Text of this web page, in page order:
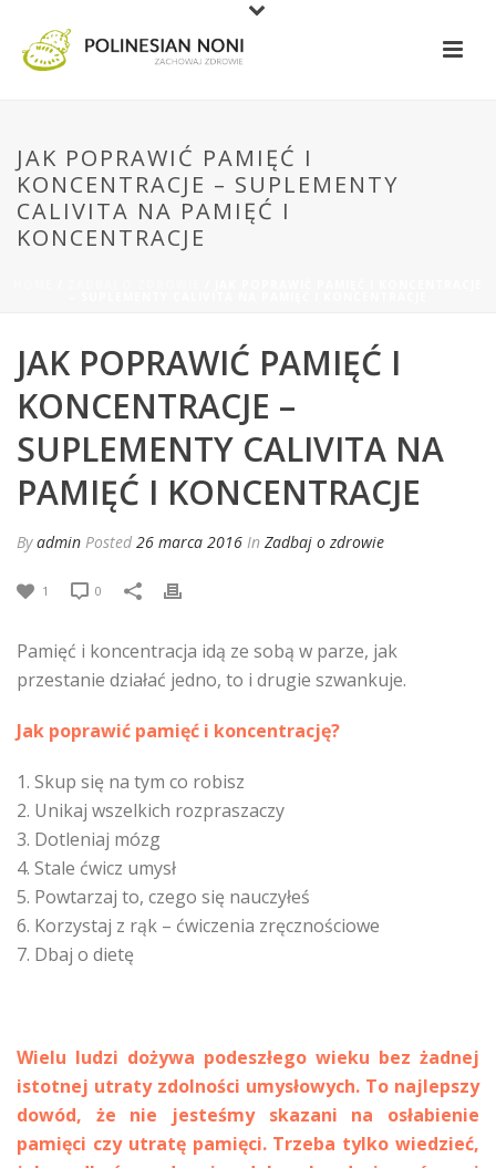
JAK POPRAWIĆ PAMIĘĆ I
KONCENTRACJE – SUPLEMENTY
CALIVITA NA PAMIĘĆ I
KONCENTRACJE
JAK POPRAWIĆ PAMIĘĆ I
KONCENTRACJE –
SUPLEMENTY CALIVITA NA
PAMIĘĆ I KONCENTRACJE
Byadmin Posted 26 marca 2016 In Zadbaj o zdrowie
1 0
Pamięć i koncentracja idą ze sobą w parze, jak
przestanie działać jedno, to i drugie szwankuje.
Jak poprawić pamięć i koncentrację?
1. Skup się na tym co robisz
2. Unikaj wszelkich rozpraszaczy
3. Dotleniaj mózg
4. Stale ćwicz umysł
5. Powtarzaj to, czego się nauczyłeś
6. Korzystaj z rąk – ćwiczenia zręcznościowe
7. Dbaj o dietę
Wielu ludzi dożywa podeszłego wieku bez żadnej
istotnej utraty zdolności umysłowych. To najlepszy
dowód, że nie jesteśmy skazani na osłabienie
pamięci czy utratę pamięci. Trzeba tylko wiedzieć,